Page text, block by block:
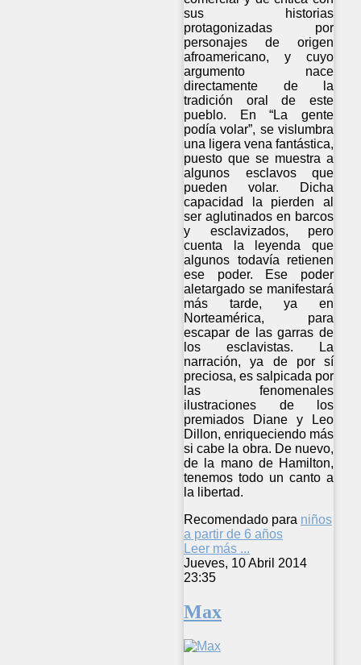
sus historias
protagonizadas por
personajes de origen
afroamericano, y cuyo
argumento nace
directamente de la
tradición oral de este
pueblo. En “La gente
podía volar”, se vislumbra
una ligera vena fantástica,
puesto que se muestra a
algunos esclavos que
pueden volar. Dicha
capacidad la pierden al
ser aglutinados en barcos
y esclavizados, pero
cuenta la leyenda que
algunos todavía retienen
ese poder. Ese poder
aletargado se manifestará
más tarde, ya en
Norteamérica, para
escapar de las garras de
los esclavistas. La
narración, ya de por sí
preciosa, es salpicada por
las fenomenales
ilustraciones de los
premiados Diane y Leo
Dillon, enriqueciendo más
si cabe la obra. De nuevo,
de la mano de Hamilton,
tenemos todo un canto a
la libertad.
Recomendado para niños
a partir de 6 años
Leer más ...
Jueves, 10 Abril 2014
23:35
Max